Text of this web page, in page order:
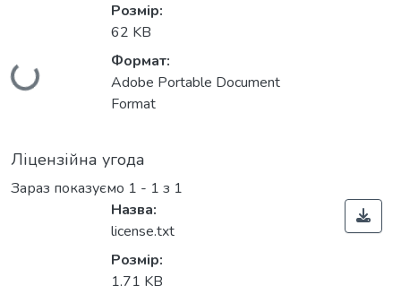
Вантажиться...
Розмір:
62 KB
Формат:
Adobe Portable Document
Format
Ліцензійна угода
Зараз показуємо 1 - 1 з 1
Назва:
license.txt
Розмір:
1,71 KB